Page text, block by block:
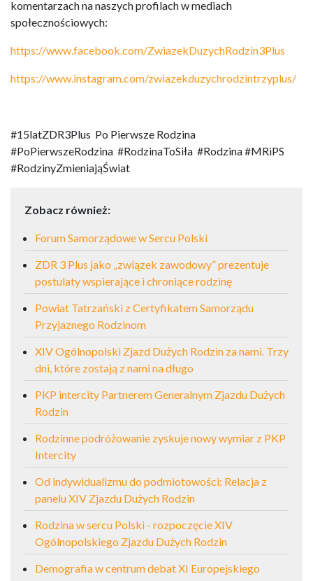
komentarzach na naszych profilach w mediach
społecznościowych:
https://www.facebook.com/ZwiazekDuzychRodzin3Plus
https://www.instagram.com/zwiazekduzychrodzintrzyplus/
#15latZDR3Plus Po Pierwsze Rodzina
#PoPierwszeRodzina #RodzinaToSiła #Rodzina #MRiPS
#RodzinyZmieniająŚwiat
Zobacz również:
Forum Samorządowe w Sercu Polski
ZDR 3 Plus jako „związek zawodowy” prezentuje
postulaty wspierające i chroniące rodzinę
Powiat Tatrzański z Certyfikatem Samorządu
Przyjaznego Rodzinom
XIV Ogólnopolski Zjazd Dużych Rodzin za nami. Trzy
dni, które zostają z nami na długo
PKP intercity Partnerem Generalnym Zjazdu Dużych
Rodzin
Rodzinne podróżowanie zyskuje nowy wymiar z PKP
Intercity
Od indywidualizmu do podmiotowości: Relacja z
panelu XIV Zjazdu Dużych Rodzin
Rodzina w sercu Polski - rozpoczęcie XIV
Ogólnopolskiego Zjazdu Dużych Rodzin
Demografia w centrum debat XI Europejskiego